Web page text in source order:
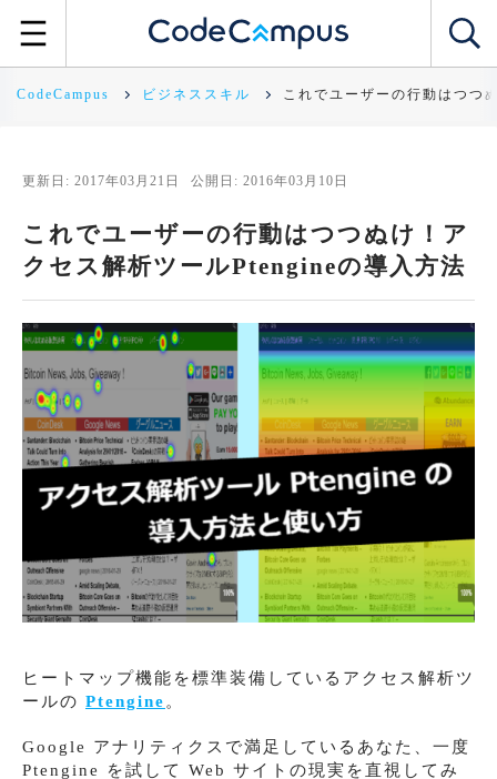
CodeCampus ビジネススキル これでユーザーの行動はつつ
更新日: 2017年03月21日 公開日: 2016年03月10日
これでユーザーの行動はつつぬけ！ア
クセス解析ツールPtengineの導入方法
ヒートマップ機能を標準装備しているアクセス解析ツ
ールの Ptengine。
Google アナリティクスで満足しているあなた、一度
Ptengine を試して Web サイトの現実を直視してみ